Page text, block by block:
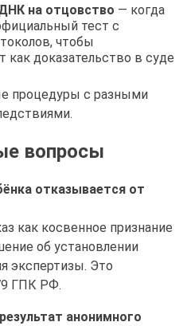
на отцовство — когда
тест с
чтобы
как доказательство в суде
процедуры с разными
вопросы
отказывается от
как косвенное признание
об установлении
экспертизы. Это
ГПК РФ.
анонимного